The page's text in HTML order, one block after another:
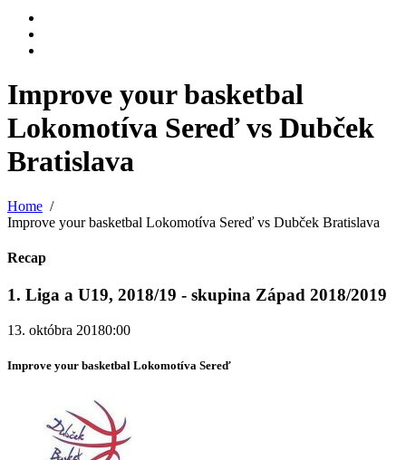
Improve your basketbal
Lokomotíva Sereď vs Dubček
Bratislava
Home
Improve your basketbal Lokomotíva Sereď vs Dubček Bratislava
Recap
1. Liga a U19, 2018/19 - skupina Západ 2018/2019
13. októbra 20180:00
Improve your basketbal Lokomotíva Sereď